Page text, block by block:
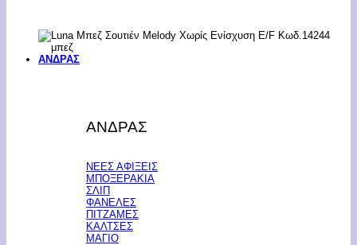
ΑΝΔΡΑΣ
ΑΝΔΡΑΣ
ΝΕΕΣ ΑΦΙΞΕΙΣ
ΜΠΟΞΕΡΑΚΙΑ
ΣΛΙΠ
ΦΑΝΕΛΕΣ
ΠΙΤΖΑΜΕΣ
ΚΑΛΤΣΕΣ
ΜΑΓΙΟ